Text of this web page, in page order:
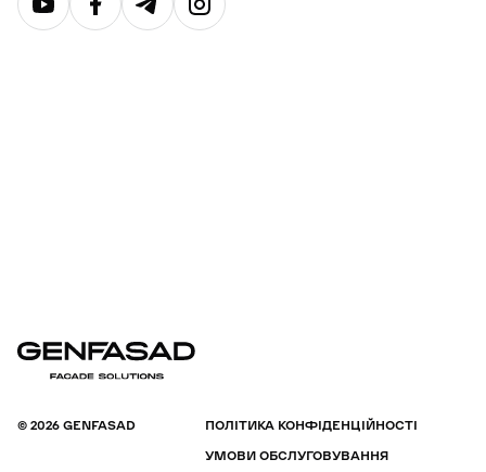
© 2026 GENFASAD
ПОЛІТИКА КОНФІДЕНЦІЙНОСТІ
УМОВИ ОБСЛУГОВУВАННЯ